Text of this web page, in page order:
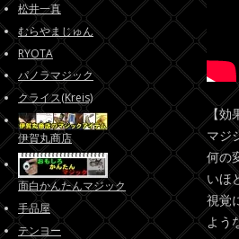
【効
マジ
何の
いほ
視覚
よう
松井一真
むらやまじゅん
RYOTA
パノラマジック
クライス(Kreis)
伊賀丸商店
面白かんたんマジック
手品屋
テンヨー